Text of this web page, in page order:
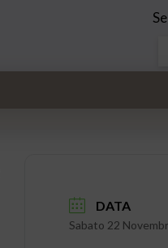
DATA
Sabato 22